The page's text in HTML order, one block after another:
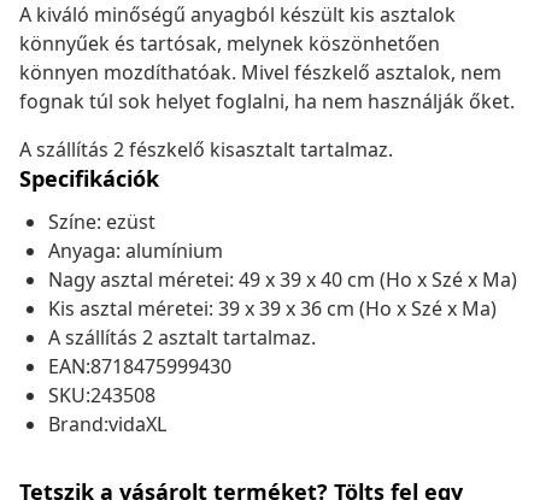
A kiváló minőségű anyagból készült kis asztalok
könnyűek és tartósak, melynek köszönhetően
könnyen mozdíthatóak. Mivel fészkelő asztalok, nem
fognak túl sok helyet foglalni, ha nem használják őket.
A szállítás 2 fészkelő kisasztalt tartalmaz.
Specifikációk
Színe: ezüst
Anyaga: alumínium
Nagy asztal méretei: 49 x 39 x 40 cm (Ho x Szé x Ma)
Kis asztal méretei: 39 x 39 x 36 cm (Ho x Szé x Ma)
A szállítás 2 asztalt tartalmaz.
EAN:8718475999430
SKU:243508
Brand:vidaXL
Tetszik a vásárolt terméket? Tölts fel egy